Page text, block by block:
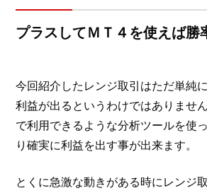
プラスしてＭＴ４を使えば勝
今回紹介したレンジ取引はただ単純
利益が出るというわけではありませ
で利用できるような分析ツールを使
り確実に利益を出す事が出来ます。
とくに急激な動きがある時にレンジ